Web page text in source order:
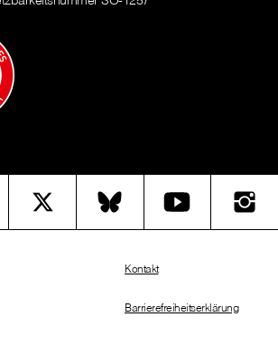
Kontakt
Barrierefreiheitserklärung